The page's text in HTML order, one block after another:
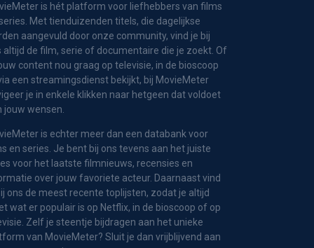
is hét platform voor liefhebbers van films
Met tienduizenden titels, die dagelijkse
aangevuld door onze community, vind je bij
altijd de film, serie of documentaire die je zoekt. Of
content nou graag op televisie, in de bioscoop
een streamingsdienst bekijkt, bij MovieMeter
je in enkele klikken naar hetgeen dat voldoet
jouw wensen.
is echter meer dan een databank voor
en series. Je bent bij ons tevens aan het juiste
voor het laatste filmnieuws, recensies en
over jouw favoriete acteur. Daarnaast vind
ons de meest recente toplijsten, zodat je altijd
wat er populair is op Netflix, in de bioscoop of op
Zelf je steentje bijdragen aan het unieke
van MovieMeter? Sluit je dan vrijblijvend aan